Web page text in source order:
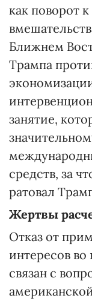
как поворот
Ближнем
Трампа
занятие,
средств, за
ратовал
Жертвы
Отказ от
интересов
связан с